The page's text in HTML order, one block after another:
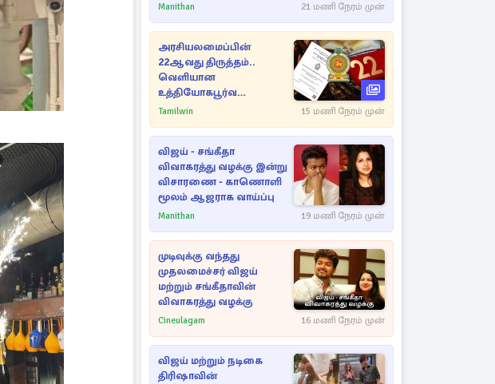
Manithan 21 மணி நேரம் முன்
அரசியலமைப்பின்
22ஆவது திருத்தம்..
வெளியான
உத்தியோகபூர்வ
அறிவிப்பு!
Tamilwin 15 மணி நேரம் முன்
விஜய் - சங்கீதா
விவாகரத்து வழக்கு இன்று
விசாரணை - காணொளி
மூலம் ஆஜராக வாய்ப்பு
Manithan 19 மணி நேரம் முன்
முடிவுக்கு வந்தது
முதலமைச்சர் விஜய்
மற்றும் சங்கீதாவின்
விவாகரத்து வழக்கு
Cineulagam 16 மணி நேரம் முன்
விஜய் மற்றும் நடிகை
திரிஷாவின்